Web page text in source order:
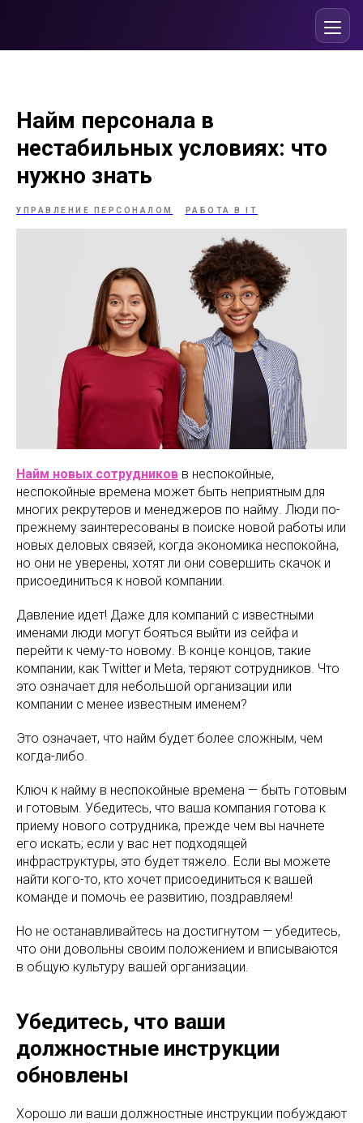
Найм персонала в
нестабильных условиях: что
нужно знать
УПРАВЛЕНИЕ ПЕРСОНАЛОМ РАБОТА В IT
Найм новых сотрудников в неспокойные,
неспокойные времена может быть неприятным для
многих рекрутеров и менеджеров по найму. Люди по-
прежнему заинтересованы в поиске новой работы или
новых деловых связей, когда экономика неспокойна,
но они не уверены, хотят ли они совершить скачок и
присоединиться к новой компании.
Давление идет! Даже для компаний с известными
именами люди могут бояться выйти из сейфа и
перейти к чему-то новому. В конце концов, такие
компании, как Twitter и Meta, теряют сотрудников. Что
это означает для небольшой организации или
компании с менее известным именем?
Это означает, что найм будет более сложным, чем
когда-либо.
Ключ к найму в неспокойные времена — быть готовым
и готовым. Убедитесь, что ваша компания готова к
приему нового сотрудника, прежде чем вы начнете
его искать; если у вас нет подходящей
инфраструктуры, это будет тяжело. Если вы можете
найти кого-то, кто хочет присоединиться к вашей
команде и помочь ее развитию, поздравляем!
Но не останавливайтесь на достигнутом — убедитесь,
что они довольны своим положением и вписываются
в общую культуру вашей организации.
Убедитесь, что ваши
должностные инструкции
обновлены
Хорошо ли ваши должностные инструкции побуждают